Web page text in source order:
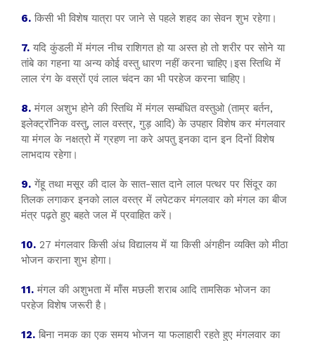
6. किसी भी विशेष यात्रा पर जाने से पहले शहद का सेवन शुभ रहेगा।
7. यदि कुंडली में मंगल नीच राशिगत हो या अस्त हो तो शरीर पर सोने या
तांबे का गहना या अन्य कोई वस्तु धारण नहीं करना चाहिए।इस स्तिथि में
लाल रंग के वस्रों एवं लाल चंदन का भी परहेज करना चाहिए।
8. मंगल अशुभ होने की स्तिथि में मंगल सम्बंधित वस्तुओ (ताम्र बर्तन,
इलेक्ट्रॉनिक वस्तु, लाल वस्त्र, गुड़ आदि) के उपहार विशेष कर मंगलवार
या मंगल के नक्षत्रो में ग्रहण ना करे अपतु इनका दान इन दिनों विशेष
लाभदाय रहेगा।
9. गेंहू तथा मसूर की दाल के सात-सात दाने लाल पत्थर पर सिंदूर का
तिलक लगाकर इनको लाल वस्त्र में लपेटकर मंगलवार को मंगल का बीज
मंत्र पढ़ते हुए बहते जल में प्रवाहित करें।
10. 27 मंगलवार किसी अंध विद्यालय में या किसी अंगहीन व्यक्ति को मीठा
भोजन कराना शुभ होगा।
11. मंगल की अशुभता में माँस मछली शराब आदि तामसिक भोजन का
परहेज विशेष जरूरी है।
12. बिना नमक का एक समय भोजन या फलाहारी रहते हुए मंगलवार का